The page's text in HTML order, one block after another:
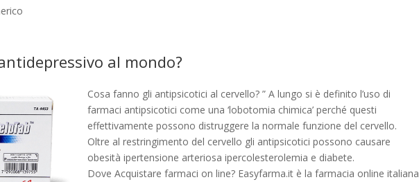
al mondo?
Cosa fanno gli antipsicotici al cervello? ” A lungo si è definito l’uso di
farmaci antipsicotici come una ‘lobotomia chimica’ perché questi
effettivamente possono distruggere la normale funzione del cervello.
Oltre al restringimento del cervello gli antipsicotici possono causare
obesità ipertensione arteriosa ipercolesterolemia e diabete.
Dove Acquistare farmaci on line? Easyfarma.it è la farmacia online italiana